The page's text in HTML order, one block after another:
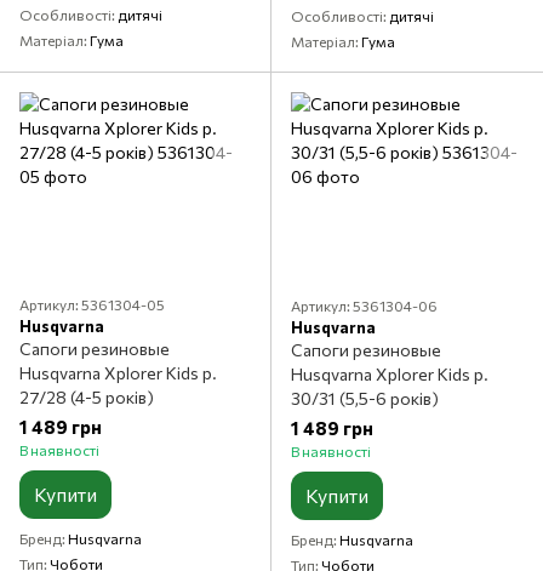
Особливості дитячі
Матеріал Гума
Особливості дитячі
Матеріал Гума
Артикул: 5361304-05
Husqvarna
Сапоги резиновые
Husqvarna Xplorer Kids р.
27/28 (4-5 років)
1 489 грн
В наявності
Купити
Бренд Husqvarna
Тип Чоботи
Артикул: 5361304-06
Husqvarna
Сапоги резиновые
Husqvarna Xplorer Kids р.
30/31 (5,5-6 років)
1 489 грн
В наявності
Купити
Бренд Husqvarna
Тип Чоботи